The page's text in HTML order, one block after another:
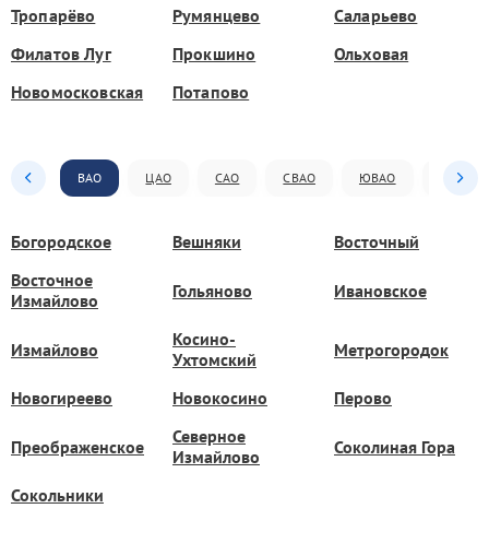
Тропарёво Румянцево
Саларьево
Филатов Луг
Прокшино
Ольховая
Новомосковская
Потапово
ВАО ЦАО САО СВАО ЮВАО ЮАО
Богородское Вешняки
Восточный
Восточное
Измайлово
Гольяново Ивановское
Измайлово
Косино-
Ухтомский
Метрогородок
Новогиреево Новокосино Перово
Преображенское
Северное
Измайлово
Соколиная Гора
Сокольники